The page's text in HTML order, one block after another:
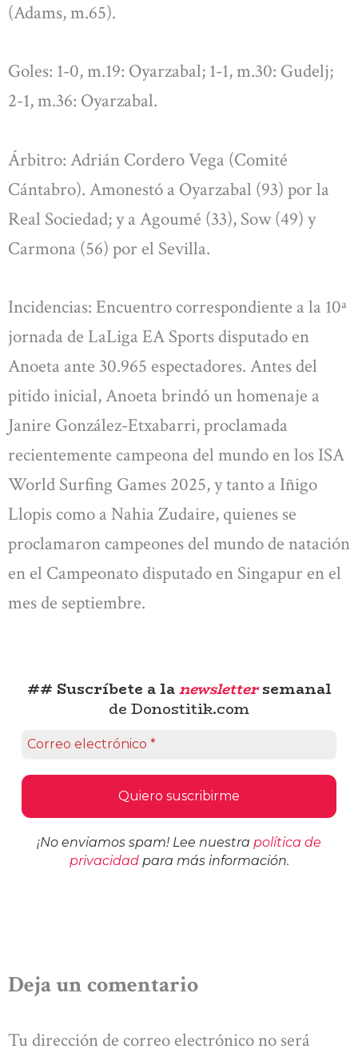
(Adams, m.65).
Goles: 1-0, m.19: Oyarzabal; 1-1, m.30: Gudelj;
2-1, m.36: Oyarzabal.
Árbitro: Adrián Cordero Vega (Comité
Cántabro). Amonestó a Oyarzabal (93) por la
Real Sociedad; y a Agoumé (33), Sow (49) y
Carmona (56) por el Sevilla.
Incidencias: Encuentro correspondiente a la 10ª
jornada de LaLiga EA Sports disputado en
Anoeta ante 30.965 espectadores. Antes del
pitido inicial, Anoeta brindó un homenaje a
Janire González-Etxabarri, proclamada
recientemente campeona del mundo en los ISA
World Surfing Games 2025, y tanto a Iñigo
Llopis como a Nahia Zudaire, quienes se
proclamaron campeones del mundo de natación
en el Campeonato disputado en Singapur en el
mes de septiembre.
## Suscríbete a lanewslettersemanal
de Donostitik.com
¡No enviamos spam! Lee nuestra política de
privacidadpara más información.
Deja un comentario
Tu dirección de correo electrónico no será